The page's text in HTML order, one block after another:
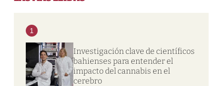
1
Investigación clave de científicos
bahienses para entender el
impacto del cannabis en el
cerebro